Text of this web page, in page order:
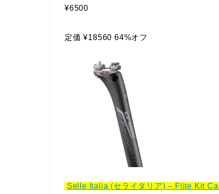
¥6500
定価 ¥18560 64%オフ
Selle Italia (セライタリア) – Flite Kit